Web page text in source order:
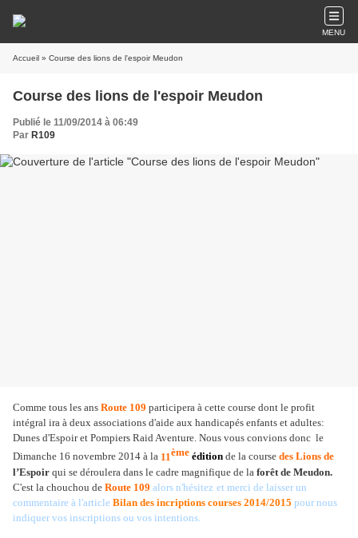
MENU
Accueil » Course des lions de l'espoir Meudon
Course des lions de l'espoir Meudon
Publié le 11/09/2014 à 06:49
Par R109
Comme tous les ans Route 109 participera à cette course dont le profit
intégral ira à deux associations d'aide aux handicapés enfants et adultes:
Dunes d'Espoir et Pompiers Raid Aventure. Nous vous convions donc le
Dimanche 16 novembre 2014 à la 11ème édition de la course des Lions de
l’Espoir qui se déroulera dans le cadre magnifique de la forêt de Meudon.
C'est la chouchou de Route 109 alors n'hésitez et merci de laisser un
commentaire à l'article Bilan des incriptions courses 2014/2015 pour nous
indiquer vos inscriptions ou vos intentions.